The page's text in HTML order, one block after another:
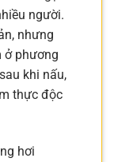
người.
nhưng
ở phương
khi nấu,
thực độc
hơi